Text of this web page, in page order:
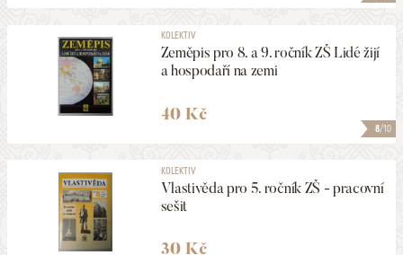
8/10
KOLEKTIV
Zeměpis pro 8. a 9. ročník ZŠ Lidé žijí
a hospodaří na zemi
40 Kč
KOLEKTIV
Vlastivěda pro 5. ročník ZŠ - pracovní
sešit
30 Kč